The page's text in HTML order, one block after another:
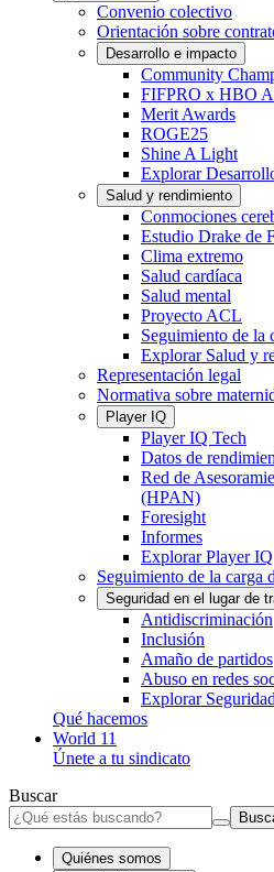
Convenio colectivo
Orientación sobre
Desarrollo e impacto
Community
FIFPRO x HBO
Merit Awards
ROGE25
Shine A Light
Explorar
Salud y rendimiento
Conmociones
Estudio Drake de
Clima extremo
Salud cardíaca
Salud mental
Proyecto ACL
Seguimiento de la
Explorar Salud y
Representación legal
Normativa sobre
Player IQ
Player IQ Tech
Datos de
Red de
(HPAN)
Foresight
Informes
Explorar Player IQ
Seguimiento de la carga
Seguridad en el lugar de
Antidiscriminación
Inclusión
Amaño de partidos
Abuso en redes
Explorar
Qué hacemos
World 11
Únete a tu sindicato
Buscar
Quiénes somos